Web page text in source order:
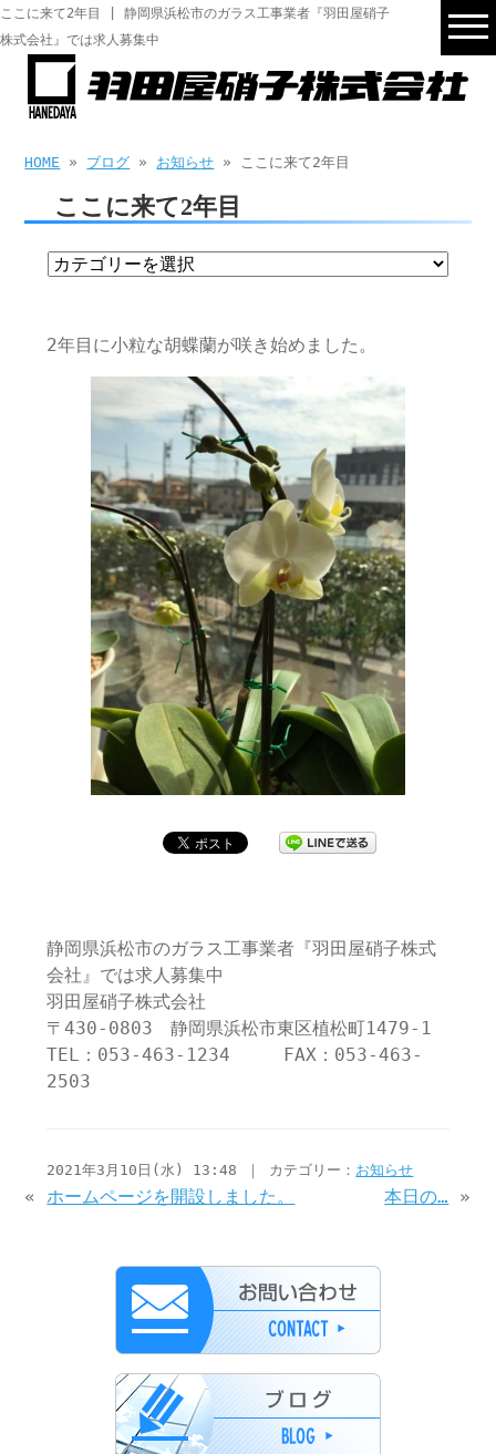
ここに来て2年目 | 静岡県浜松市のガラス工事業者『羽田屋硝子
株式会社』では求人募集中
HOME » ブログ » お知らせ » ここに来て2年目
ここに来て2年目
2年目に小粒な胡蝶蘭が咲き始めました。
静岡県浜松市のガラス工事業者『羽田屋硝子株式
会社』では求人募集中
羽田屋硝子株式会社
〒430-0803 静岡県浜松市東区植松町1479-1
TEL：053-463-1234 FAX：053-463-
2503
2021年3月10日(水) 13:48 ｜ カテゴリー： お知らせ
« ホームページを開設しました。 本日の… »